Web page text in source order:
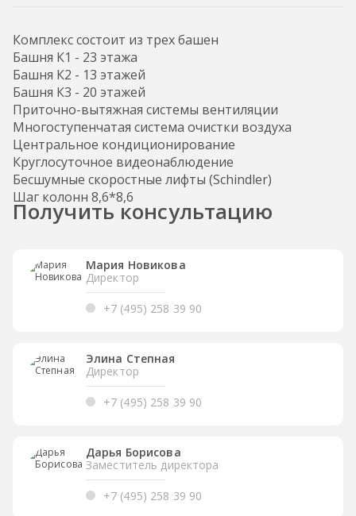
Комплекс состоит из трех башен
Башня К1 - 23 этажа
Башня К2 - 13 этажей
Башня К3 - 20 этажей
Приточно-вытяжная системы вентиляции
Многоступенчатая система очистки воздуха
Центральное кондиционирование
Круглосуточное видеонаблюдение
Бесшумные скоростные лифты (Schindler)
Шаг колонн 8,6*8,6
Получить консультацию
Мария Новикова
Директор
+7 (495) 258 39 90
Элина Степная
Директор
+7 (495) 258 39 90
Дарья Борисова
Заместитель директора
+7 (495) 258 39 90